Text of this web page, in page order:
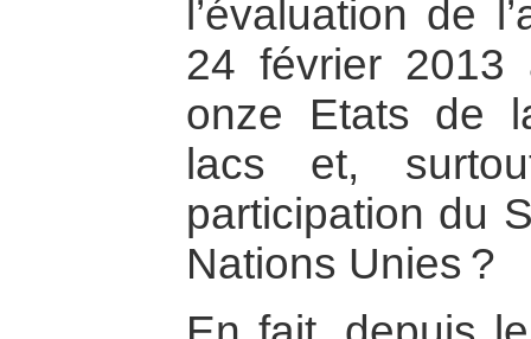
l’évaluation de
24 février 2013
onze Etats de
lacs et,
participation du
Nations Unies ?